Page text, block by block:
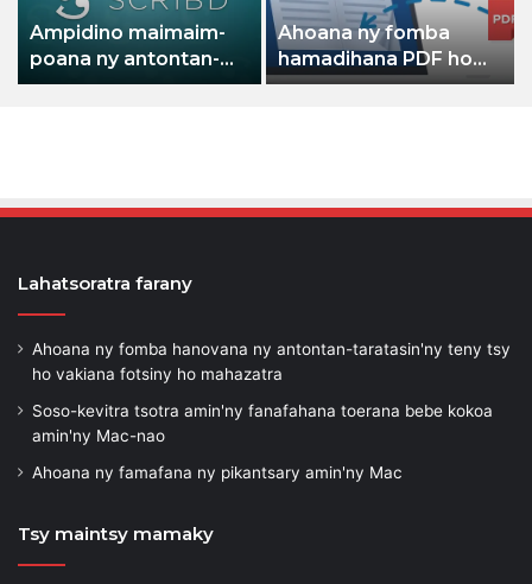
Ampidino maimaim-
poana ny antontan-
taratasy Scribd -
Ahoana ny fomba
hamadihana PDF ho
Flipbook amin'ny
Lahatsoratra farany
Ahoana ny fomba hanovana ny antontan-taratasin'ny teny tsy
ho vakiana fotsiny ho mahazatra
Soso-kevitra tsotra amin'ny fanafahana toerana bebe kokoa
amin'ny Mac-nao
Ahoana ny famafana ny pikantsary amin'ny Mac
Tsy maintsy mamaky